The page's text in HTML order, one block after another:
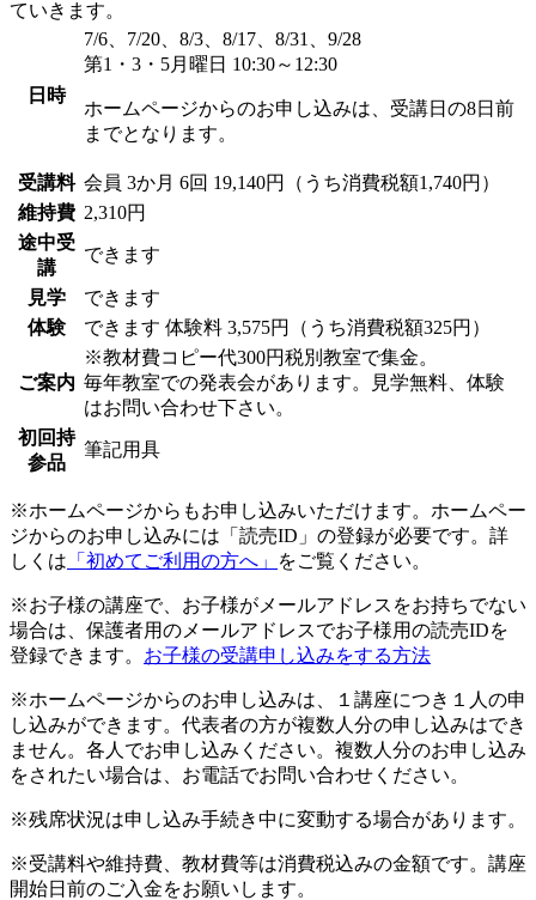
ていきます。
日時
7/6、7/20、8/3、8/17、8/31、9/28
第1・3・5月曜日 10:30～12:30
ホームページからのお申し込みは、受講日の8日前
までとなります。
受講料 会員 3か月 6回 19,140円（うち消費税額1,740円）
維持費 2,310円
途中受
講
できます
見学
できます
体験
できます 体験料 3,575円（うち消費税額325円）
ご案内
※教材費コピー代300円税別教室で集金。
毎年教室での発表会があります。見学無料、体験
はお問い合わせ下さい。
初回持
参品
筆記用具
※ホームページからもお申し込みいただけます。ホームペー
ジからのお申し込みには「読売ID」の登録が必要です。詳
しくは 「初めてご利用の方へ」 をご覧ください。
※お子様の講座で、お子様がメールアドレスをお持ちでない
場合は、保護者用のメールアドレスでお子様用の読売IDを
登録できます。 お子様の受講申し込みをする方法
※ホームページからのお申し込みは、１講座につき１人の申
し込みができます。代表者の方が複数人分の申し込みはでき
ません。各人でお申し込みください。複数人分のお申し込み
をされたい場合は、お電話でお問い合わせください。
※残席状況は申し込み手続き中に変動する場合があります。
※受講料や維持費、教材費等は消費税込みの金額です。講座
開始日前のご入金をお願いします。